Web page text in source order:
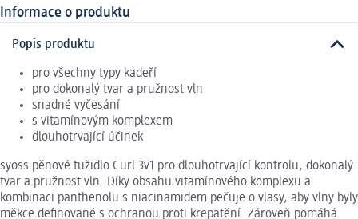
Informace o produktu
Popis produktu
pro všechny typy kadeří
pro dokonalý tvar a pružnost vln
snadné vyčesání
s vitamínovým komplexem
dlouhotrvající účinek
syoss pěnové tužidlo Curl 3v1 pro dlouhotrvající kontrolu, dokonalý
tvar a pružnost vln. Díky obsahu vitamínového komplexu a
kombinaci panthenolu s niacinamidem pečuje o vlasy, aby vlny byly
měkce definované s ochranou proti krepatění. Zároveň pomáhá